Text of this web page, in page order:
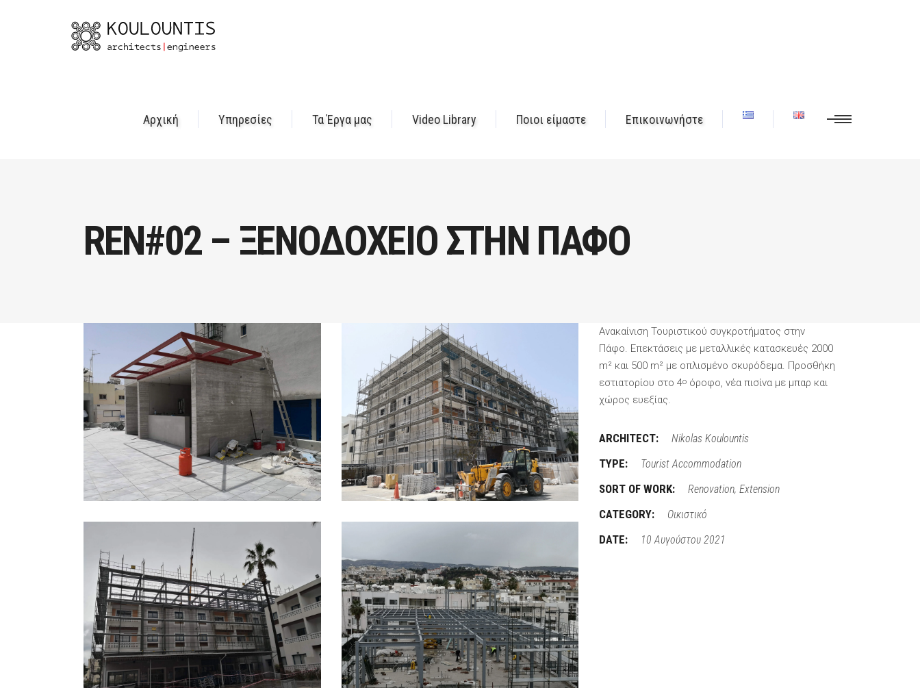
Αρχική Υπηρεσίες Τα Έργα μας Video Library Ποιοι είμαστε Επικοινωνήστε
REN#02 – ΞΕΝΟΔΟΧΕΙΟ ΣΤΗΝ ΠΑΦΟ
Ανακαίνιση Τουριστικού συγκροτήματος στην
Πάφο. Επεκτάσεις με μεταλλικές κατασκευές 2000
m² και 500 m² με οπλισμένο σκυρόδεμα. Προσθήκη
εστιατορίου στο 4ο όροφο, νέα πισίνα με μπαρ και
χώρος ευεξίας.
ARCHITECT: Nikolas Koulountis
TYPE: Tourist Accommodation
SORT OF WORK: Renovation, Extension
CATEGORY: Οικιστικό
DATE: 10 Αυγούστου 2021